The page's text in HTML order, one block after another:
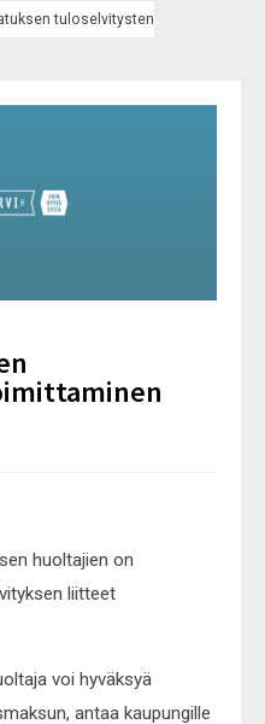
tuloselvitysten
huoltajien on
liitteet
voi hyväksyä
antaa kaupungille